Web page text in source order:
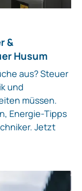
&
Husum
aus? Steuer
und
müssen.
Energie-Tipps
Jetzt